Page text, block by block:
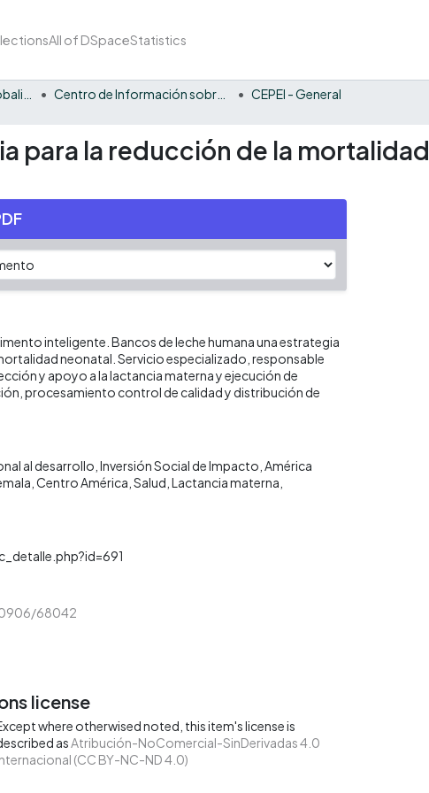
All of DSpaceStatistics
CEPEI - General
para la reducción de la mortalidad
inteligente. Bancos de leche humana una estrategia
neonatal. Servicio especializado, responsable
y apoyo a la lactancia materna y ejecución de
procesamiento control de calidad y distribución de
al desarrollo Inversión Social de Impacto América
Centro América Salud Lactancia materna
68042
license
where otherwised noted, this item's license is
as Atribución-NoComercial-SinDerivadas 4.0
(CC BY-NC-ND 4.0)